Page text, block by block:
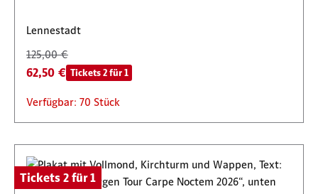
Lennestadt
125,00 €
62,50 € Tickets 2 für 1
Verfügbar: 70 Stück
Tickets 2 für 1